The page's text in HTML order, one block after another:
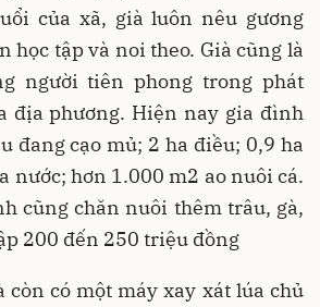
của xã, già luôn nêu gương
học tập và noi theo. Già cũng là
người tiên phong trong phát
địa phương. Hiện nay gia đình
đang cạo mủ; 2 ha điều; 0,9 ha
nước; hơn 1.000 m2 ao nuôi cá.
cũng chăn nuôi thêm trâu, gà,
200 đến 250 triệu đồng
còn có một máy xay xát lúa chủ